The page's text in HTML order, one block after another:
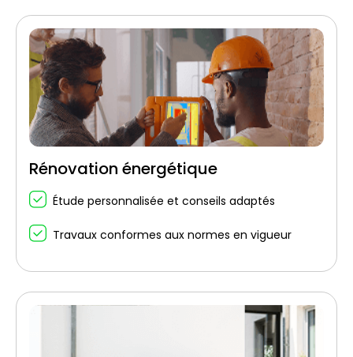
Rénovation énergétique
Étude personnalisée et conseils adaptés
Travaux conformes aux normes en vigueur